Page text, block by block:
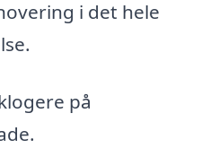
i det hele
på